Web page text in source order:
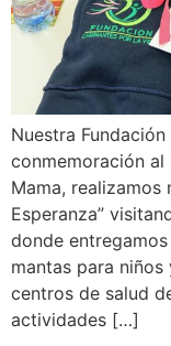
Nuestra
conmemoración al
Mama, realizamos
Esperanza”
donde
mantas para
centros de salud
actividades […]